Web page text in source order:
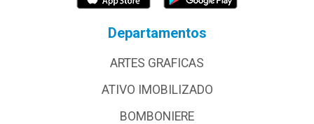
Departamentos
ARTES GRAFICAS
ATIVO IMOBILIZADO
BOMBONIERE